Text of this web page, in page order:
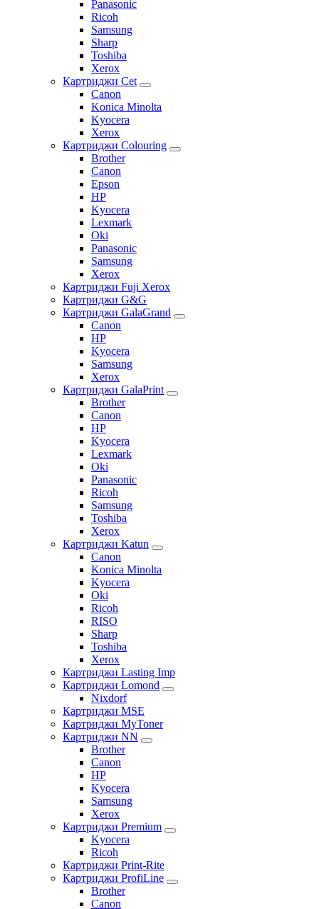
Panasonic
Ricoh
Samsung
Sharp
Toshiba
Xerox
Картриджи Cet
Canon
Konica Minolta
Kyocera
Xerox
Картриджи Colouring
Brother
Canon
Epson
HP
Kyocera
Lexmark
Oki
Panasonic
Samsung
Xerox
Картриджи Fuji Xerox
Картриджи G&G
Картриджи GalaGrand
Canon
HP
Kyocera
Samsung
Xerox
Картриджи GalaPrint
Brother
Canon
HP
Kyocera
Lexmark
Oki
Panasonic
Ricoh
Samsung
Toshiba
Xerox
Картриджи Katun
Canon
Konica Minolta
Kyocera
Oki
Ricoh
RISO
Sharp
Toshiba
Xerox
Картриджи Lasting Imp
Картриджи Lomond
Nixdorf
Картриджи MSE
Картриджи MyToner
Картриджи NN
Brother
Canon
HP
Kyocera
Samsung
Xerox
Картриджи Premium
Kyocera
Ricoh
Картриджи Print-Rite
Картриджи ProfiLine
Brother
Canon